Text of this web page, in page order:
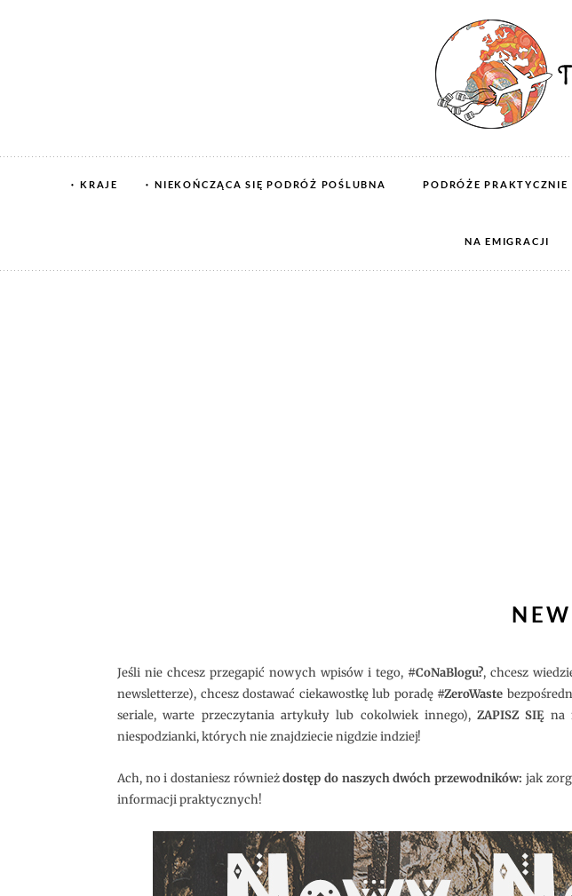
KRAJE NIEKOŃCZĄCA SIĘ PODRÓŻ POŚLUBNA PODRÓŻE PRAKTYCZNIE
NA EMIGRACJI
Jeśli nie chcesz przegapić nowych wpisów i tego, #CoNaBlogu?, chcesz
newsletterze), chcesz dostawać ciekawostkę lub poradę #ZeroWaste
seriale, warte przeczytania artykuły lub cokolwiek innego),ZAPISZ SIĘna
niespodzianki, których nie znajdziecie nigdzie indziej!
Ach, no i dostaniesz równieżdostęp do naszych dwóch przewodników: jak
informacji praktycznych!